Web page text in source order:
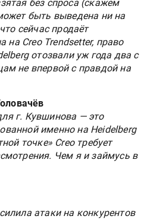
без спроса (скажем
быть выведена ни на
сейчас продаёт
на Creo Trendsetter, право
отозвали уж года два с
не впервой с правдой на
г. Кувшинова — это
именно на Heidelberg
точке» Creo требует
Чем я и займусь в
атаки на конкурентов